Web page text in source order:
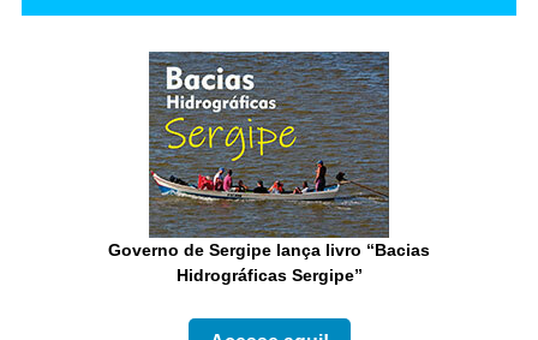
Governo de Sergipe lança livro “Bacias
Hidrográficas Sergipe”